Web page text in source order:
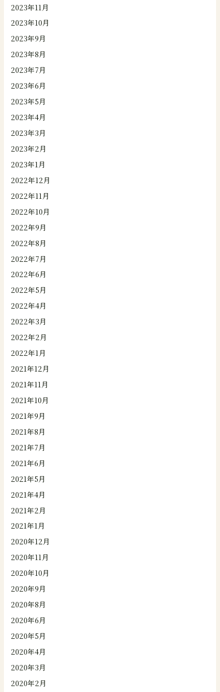
2023年11月
2023年10月
2023年9月
2023年8月
2023年7月
2023年6月
2023年5月
2023年4月
2023年3月
2023年2月
2023年1月
2022年12月
2022年11月
2022年10月
2022年9月
2022年8月
2022年7月
2022年6月
2022年5月
2022年4月
2022年3月
2022年2月
2022年1月
2021年12月
2021年11月
2021年10月
2021年9月
2021年8月
2021年7月
2021年6月
2021年5月
2021年4月
2021年2月
2021年1月
2020年12月
2020年11月
2020年10月
2020年9月
2020年8月
2020年6月
2020年5月
2020年4月
2020年3月
2020年2月